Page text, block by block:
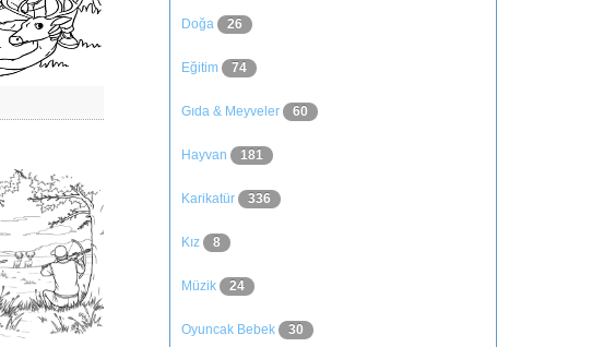
Doğa 26
Eğitim 74
Gıda & Meyveler 60
Hayvan 181
Karikatür 336
Kız 8
Müzik 24
Oyuncak Bebek 30